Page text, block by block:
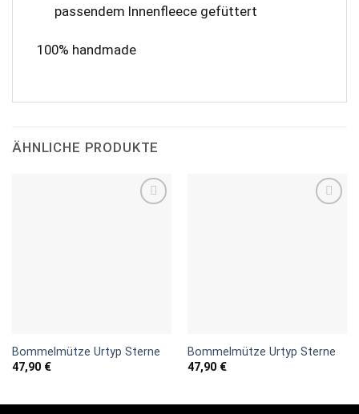
passendem Innenfleece gefüttert
100% handmade
ÄHNLICHE PRODUKTE
Bommelmütze Urtyp Sterne
47,90 €
Bommelmütze Urtyp Sterne
47,90 €